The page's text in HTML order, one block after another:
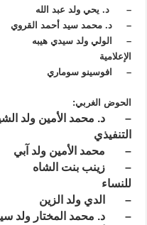
– د. يحي ولد عبد
– د. محمد سيد أحمد
– الولي ولد سيدي
الإعلامية
– افوسينو
الحوض الغربي:
– د. محمد الأمين
التنفيذي
– محمد الأمين
– زينب بنت
للنساء
– الدي ولد
– د. محمد المختار ولد